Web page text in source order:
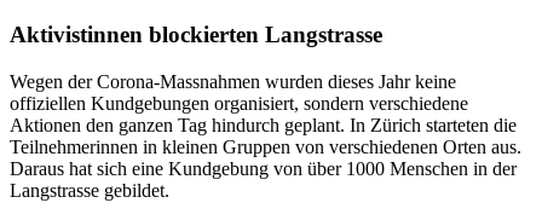
Aktivistinnen blockierten Langstrasse
Wegen der Corona-Massnahmen wurden dieses Jahr keine
offiziellen Kundgebungen organisiert, sondern verschiedene
Aktionen den ganzen Tag hindurch geplant. In Zürich starteten die
Teilnehmerinnen in kleinen Gruppen von verschiedenen Orten aus.
Daraus hat sich eine Kundgebung von über 1000 Menschen in der
Langstrasse gebildet.